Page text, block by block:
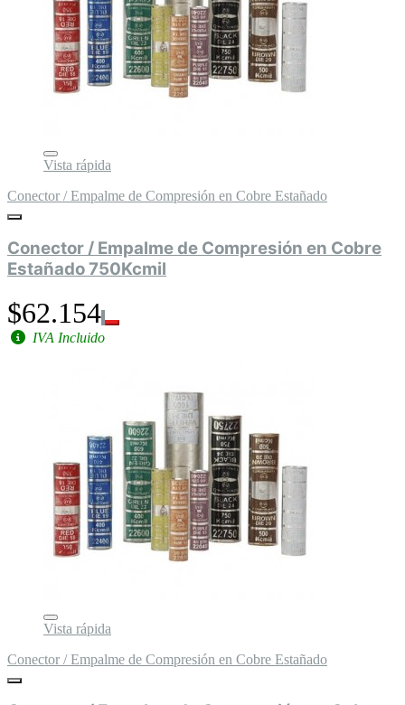
Vista rápida
Conector / Empalme de Compresión en Cobre Estañado
Conector / Empalme de Compresión en Cobre
Estañado 750Kcmil
$62.154
IVA Incluido
Vista rápida
Conector / Empalme de Compresión en Cobre Estañado